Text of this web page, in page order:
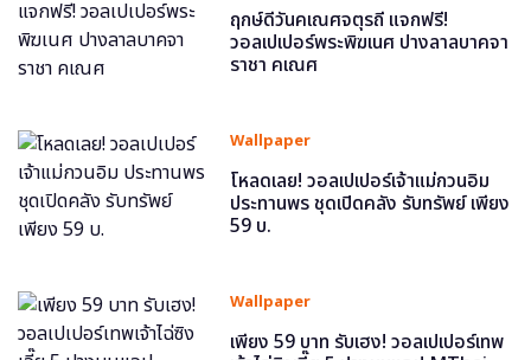
ฤกษ์ดีวันคเณศจตุรถี แจกฟรี!
วอลเปเปอร์พระพิฆเนศ ปางลาลบาคจา
ราชา คเณศ
Wallpaper
โหลดเลย! วอลเปเปอร์เจ้าแม่กวนอิม
ประทานพร ชุดเปิดคลัง รับทรัพย์ เพียง
59 บ.
Wallpaper
เพียง 59 บาท รับเฮง! วอลเปเปอร์เทพ